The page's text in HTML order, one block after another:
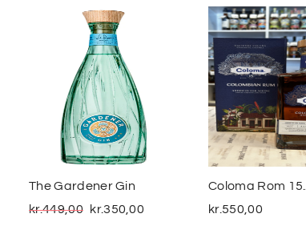
The Gardener Gin
kr.449,00 kr.350,00
Coloma Rom 15...
kr.550,00